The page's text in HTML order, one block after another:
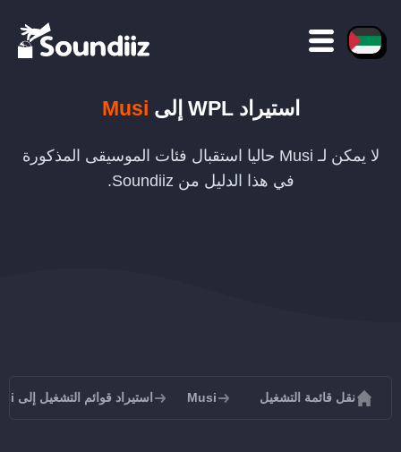
استيرادWPL إلى Musi
لا يمكن لـ Musi حاليا استقبال فئات الموسيقى المذكورة
في هذا الدليل من Soundiiz.
نقل قائمة التشغيل Musi استيراد قوائم التشغيل إلى Musi